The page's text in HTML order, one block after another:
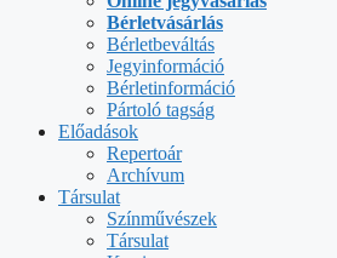
Bérletvásárlás
Bérletbeváltás
Jegyinformáció
Bérletinformáció
Pártoló tagság
Előadások
Repertoár
Archívum
Társulat
Színművészek
Társulat